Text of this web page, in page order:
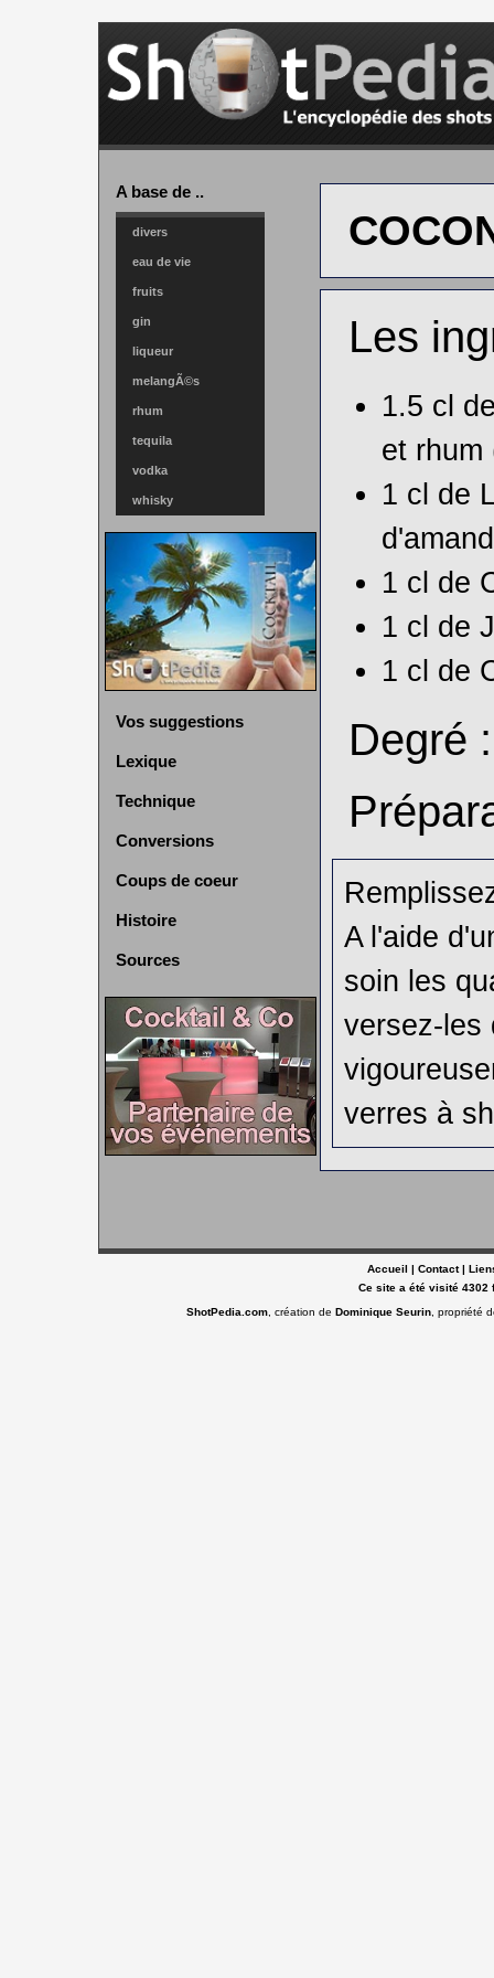
A base de ..
divers
eau de vie
fruits
gin
liqueur
melangÃ©s
rhum
tequila
vodka
whisky
Vos suggestions
Lexique
Technique
Conversions
Coups de coeur
Histoire
Sources
Les
1.5 cl
et rhum
1 cl de
1 cl de
1 cl de
1 cl de
Degré
A l'aide
soin les
versez-les
verres à
Accueil | Contact|
Ce site a été visité 4302
ShotPedia.com , création deDominique Seurin , propriété